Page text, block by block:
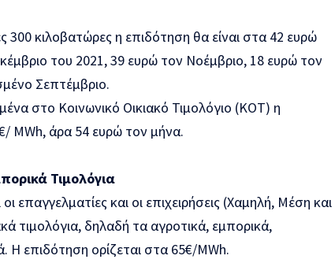
300 κιλοβατώρες η επιδότηση θα είναι στα 42 ευρώ
του 2021, 39 ευρώ τον Νοέμβριο, 18 ευρώ τον
Σεπτέμβριο.
στο Κοινωνικό Οικιακό Τιμολόγιο (ΚΟΤ) η
MWh, άρα 54 ευρώ τον μήνα.
Τιμολόγια
επαγγελματίες και οι επιχειρήσεις (Χαμηλή, Μέση και
τιμολόγια, δηλαδή τα αγροτικά, εμπορικά,
Η επιδότηση ορίζεται στα 65€/MWh.